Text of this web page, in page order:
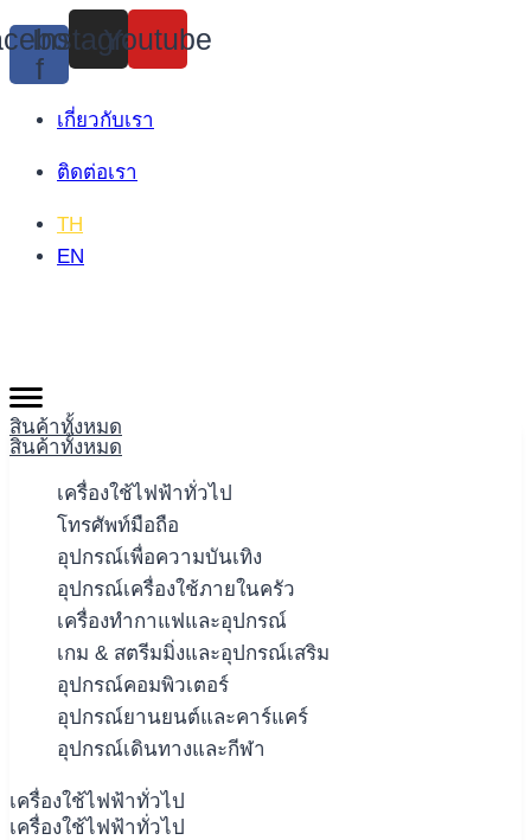
Skip
to
content
f
Instagram
Youtube
เกี่ยวกับเรา
ติดต่อเรา
TH
EN
สินค้าทั้งหมด
สินค้าทั้งหมด
เครื่องใช้ไฟฟ้าทั่วไป
โทรศัพท์มือถือ
อุปกรณ์เพื่อความบันเทิง
อุปกรณ์เครื่องใช้ภายในครัว
เครื่องทำกาแฟและอุปกรณ์
เกม & สตรีมมิ่งและอุปกรณ์เสริม
อุปกรณ์คอมพิวเตอร์
อุปกรณ์ยานยนต์และคาร์แคร์
อุปกรณ์เดินทางและกีฬา
เครื่องใช้ไฟฟ้าทั่วไป
เครื่องใช้ไฟฟ้าทั่วไป